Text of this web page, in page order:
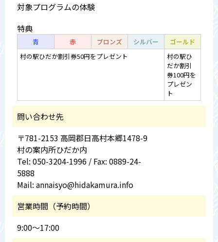
対象プログラムの体験
特典
青 赤 ブロンズ シルバー
ゴールド
村の駅ひだか割引券50円をプレゼント
村の駅ひ
だか割引
券100円を
プレゼン
ト
問い合わせ先
〒781-2153 高岡郡日高村本郷1478-9
村の案内所ひだか内
Tel: 050-3204-1996 / Fax: 0889-24-
5888
Mail: annaisyo@hidakamura.info
営業時間（予約時間）
9:00～17:00